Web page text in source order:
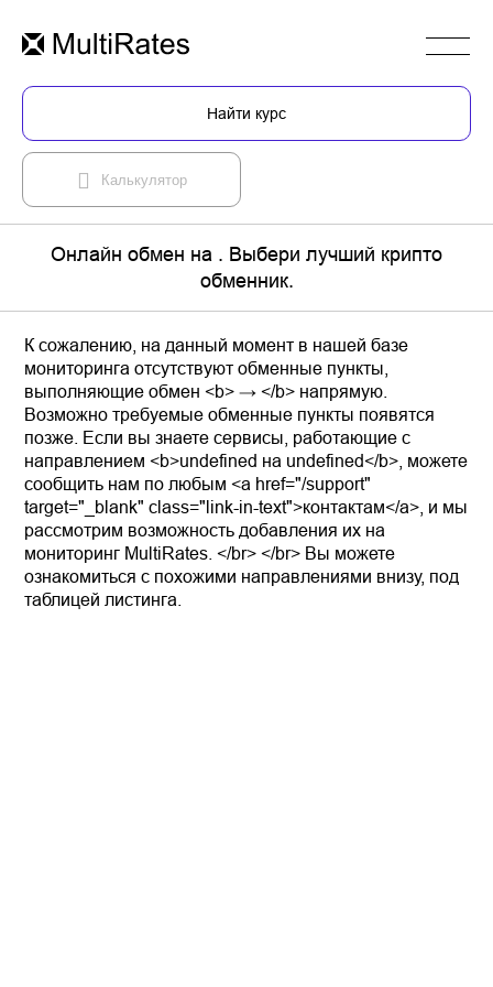
Найти курс
Калькулятор
Онлайн обмен на . Выбери лучший крипто
обменник.
К сожалению, на данный момент в нашей базе
мониторинга отсутствуют обменные пункты,
выполняющие обмен <b> → </b> напрямую.
Возможно требуемые обменные пункты появятся
позже. Если вы знаете сервисы, работающие с
направлением <b>undefined на undefined</b>, можете
сообщить нам по любым <a href="/support"
target="_blank" class="link-in-text">контактам</a>, и мы
рассмотрим возможность добавления их на
мониторинг MultiRates. </br> </br> Вы можете
ознакомиться с похожими направлениями внизу, под
таблицей листинга.